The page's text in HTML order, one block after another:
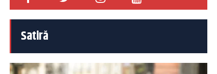
Satiră